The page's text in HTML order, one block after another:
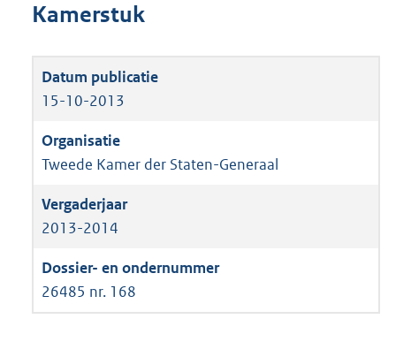
Kamerstuk
15-10-2013
Tweede Kamer der Staten-Generaal
2013-2014
26485 nr. 168